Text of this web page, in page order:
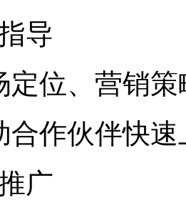
导
定位、营销
合作伙伴快
广